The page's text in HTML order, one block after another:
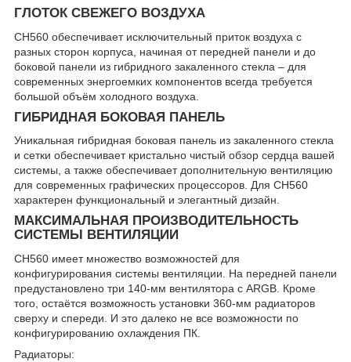
ГЛОТОК СВЕЖЕГО ВОЗДУХА
CH560 обеспечивает исключительный приток воздуха с
разных сторон корпуса, начиная от передней панели и до
боковой панели из гибридного закаленного стекла – для
современных энергоемких компонентов всегда требуется
большой объём холодного воздуха.
ГИБРИДНАЯ БОКОВАЯ ПАНЕЛЬ
Уникальная гибридная боковая панель из закаленного стекла
и сетки обеспечивает кристально чистый обзор сердца вашей
системы, а также обеспечивает дополнительную вентиляцию
для современных графических процессоров. Для CH560
характерен функциональный и элегантный дизайн.
МАКСИМАЛЬНАЯ ПРОИЗВОДИТЕЛЬНОСТЬ
СИСТЕМЫ ВЕНТИЛЯЦИИ
CH560 имеет множество возможностей для
конфигурирования системы вентиляции. На передней панели
предустановлено три 140-мм вентилятора с ARGB. Кроме
того, остаётся возможность установки 360-мм радиаторов
сверху и спереди. И это далеко не все возможности по
конфигурированию охлаждения ПК.
Радиаторы: